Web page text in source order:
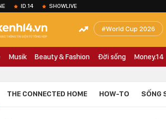
ID.14 SHOWLIVE
World Cup 2026
Musik Beauty & Fashion Đời sống Money.14
THE CONNECTED HOME HOW-TO SỐNG